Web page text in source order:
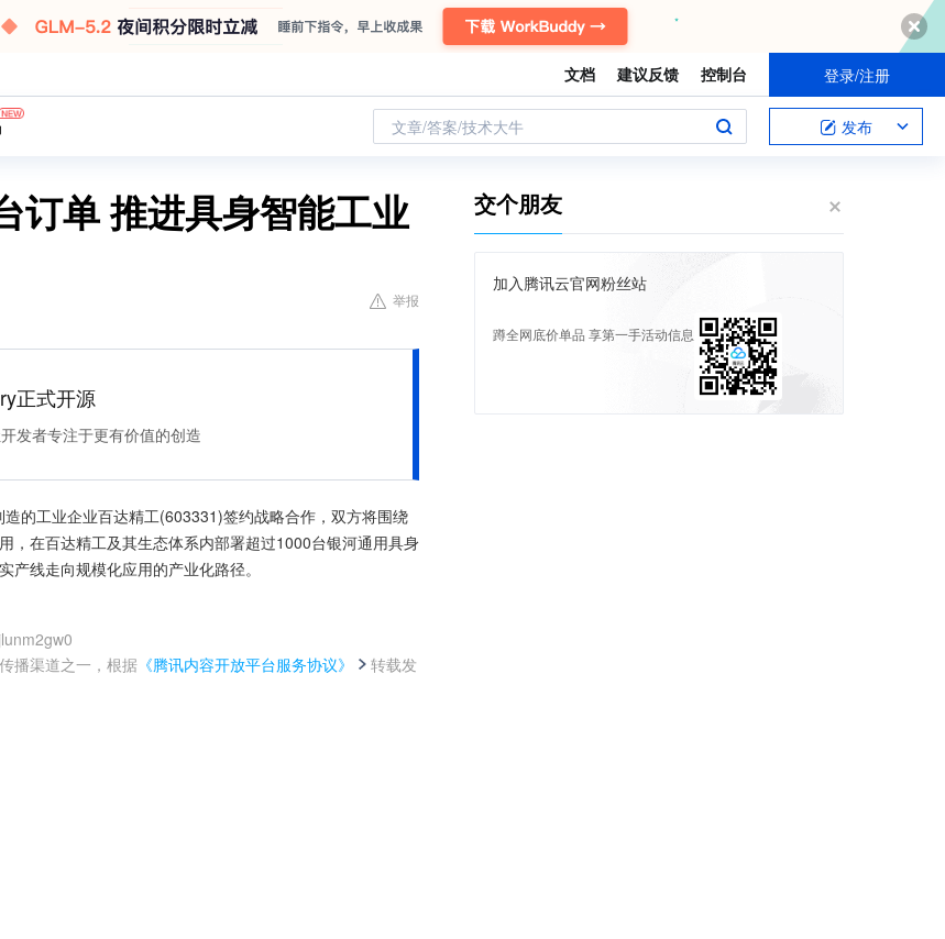
文档 建议反馈 控制台 登录/注册
文章/答案/技术大牛 发布
订单 推进具身智能工业
举报
正式开源
发者专注于更有价值的创造
的工业企业百达精工(603331)签约战略合作，双方将围绕
，在百达精工及其生态体系内部署超过1000台银河通用具身
线走向规模化应用的产业化路径。
播渠道之一，根据 《腾讯内容开放平台服务协议》
转载发
交个朋友
加入腾讯云官网粉丝站
蹲全网底价单品 享第一手活动信息